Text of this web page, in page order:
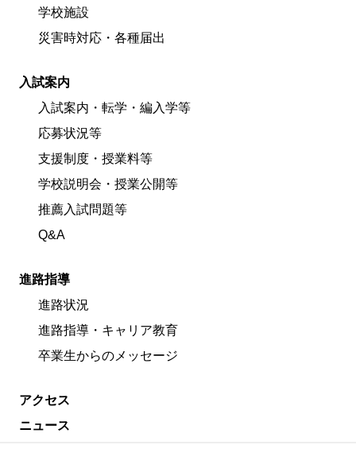
学校施設
災害時対応・各種届出
入試案内
入試案内・転学・編入学等
応募状況等
支援制度・授業料等
学校説明会・授業公開等
推薦入試問題等
Q&A
進路指導
進路状況
進路指導・キャリア教育
卒業生からのメッセージ
アクセス
ニュース